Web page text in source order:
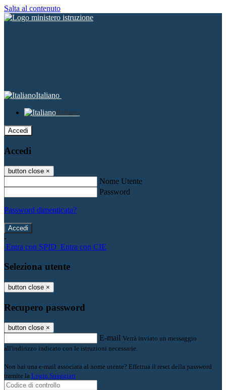
Salta al contenuto
Italiano
Italiano
Accedi
Accedi
button close ×
Nome Utente
Password
Password dimenticata?
-
Entra con SPID Entra con CIE
Seleziona utente
button close ×
Recupero password
button close ×
E-mail Verrà inviato un messaggio
all'indirizzo indicato con le istruzioni necessarie.
Non hai una e-mail associata al nome utente? Effettua il reset della password
tramite la Login Spaggiari